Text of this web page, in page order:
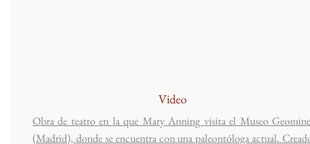
Video
Obra de teatro en la que Mary Anning visita el Museo
(Madrid), donde se encuentra con una paleontóloga actual.